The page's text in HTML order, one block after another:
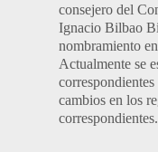
consejero del
Ignacio Bilbao
nombramiento
Actualmente se
cambios en los
correspondientes.